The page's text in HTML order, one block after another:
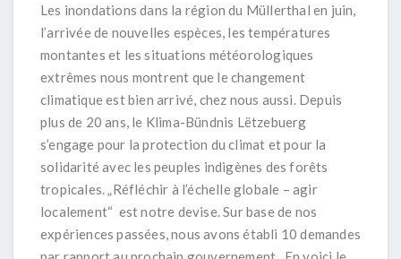
Les inondations dans la région du Müllerthal en juin,
l’arrivée de nouvelles espèces, les températures
montantes et les situations météorologiques
extrêmes nous montrent que le changement
climatique est bien arrivé, chez nous aussi. Depuis
plus de 20 ans, le Klima-Bündnis Lëtzebuerg
s’engage pour la protection du climat et pour la
solidarité avec les peuples indigènes des forêts
tropicales. „Réfléchir à l’échelle globale – agir
localement“ est notre devise. Sur base de nos
expériences passées, nous avons établi 10 demandes